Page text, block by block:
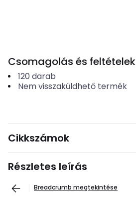
Csomagolás és feltételek
120 darab
Nem visszaküldhető termék
Cikkszámok
Részletes leírás
Breadcrumb megtekintése